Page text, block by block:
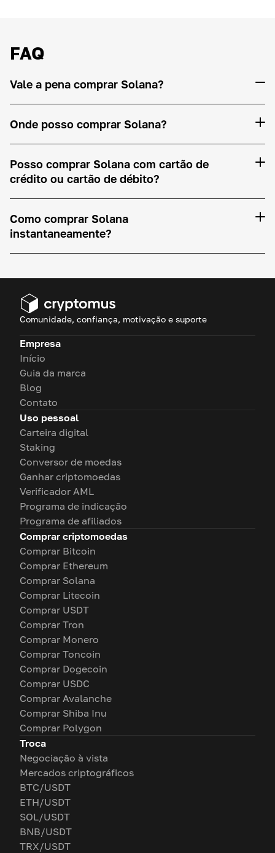
FAQ
Vale a pena comprar Solana?
Onde posso comprar Solana?
Posso comprar Solana com cartão de
crédito ou cartão de débito?
Como comprar Solana
instantaneamente?
Comunidade, confiança, motivação e suporte
Empresa
Início
Guia da marca
Blog
Contato
Uso pessoal
Carteira digital
Staking
Conversor de moedas
Ganhar criptomoedas
Verificador AML
Programa de indicação
Programa de afiliados
Comprar criptomoedas
Comprar Bitcoin
Comprar Ethereum
Comprar Solana
Comprar Litecoin
Comprar USDT
Comprar Tron
Comprar Monero
Comprar Toncoin
Comprar Dogecoin
Comprar USDC
Comprar Avalanche
Comprar Shiba Inu
Comprar Polygon
Troca
Negociação à vista
Mercados criptográficos
BTC/USDT
ETH/USDT
SOL/USDT
BNB/USDT
TRX/USDT